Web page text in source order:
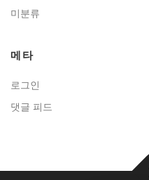
미분류
메타
로그인
댓글 피드